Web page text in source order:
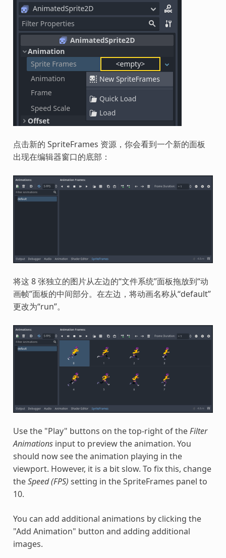
点击新的 SpriteFrames 资源，你会看到一个新的面板
出现在编辑器窗口的底部：
将这 8 张独立的图片从左边的“文件系统”面板拖放到“动
画帧”面板的中间部分。在左边，将动画名称从“default”
更改为“run”。
Use the "Play" buttons on the top-right of theFilter
Animationsinput to preview the animation. You
should now see the animation playing in the
viewport. However, it is a bit slow. To fix this, change
theSpeed (FPS) setting in the SpriteFrames panel to
10.
You can add additional animations by clicking the
"Add Animation" button and adding additional
images.